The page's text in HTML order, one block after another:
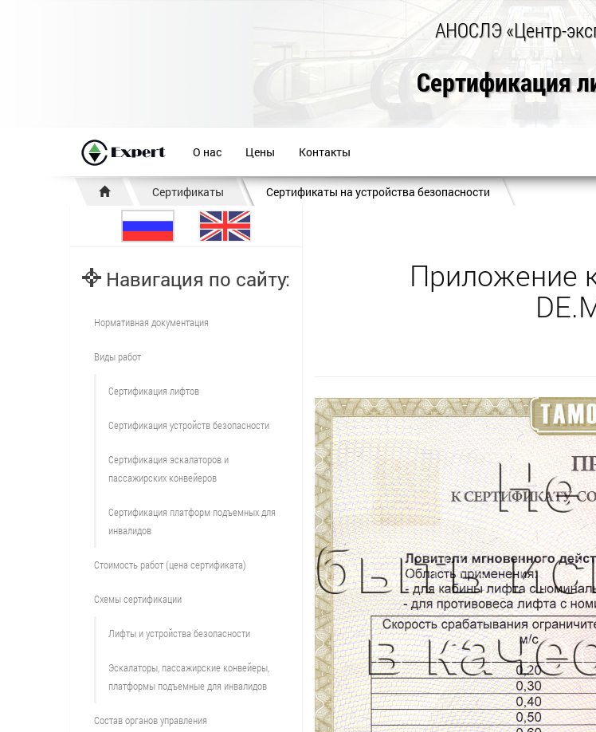
АНОСЛЭ «Центр-
Сертификация
О нас Цены Контакты
Сертификаты Сертификаты на устройства безопасности
Приложение
Навигация по сайту:
Нормативная документация
Виды работ
Сертификация лифтов
Сертификация устройств безопасности
Сертификация эскалаторов и
пассажирских конвейеров
Сертификация платформ подъемных для
инвалидов
Стоимость работ (цена сертификата)
Схемы сертификации
Лифты и устройства безопасности
Эскалаторы, пассажирские конвейеры,
платформы подъемные для инвалидов
Состав органов управления